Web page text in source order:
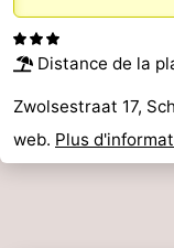
vélo
Terrains
de
golf
-
Surfen
-
Peche
Sportive
-
Equitation
Boire
Distance de la
Zwolsestraat 17,
web. Plus